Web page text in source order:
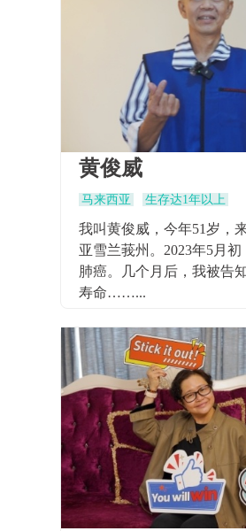
黄俊威
马来西亚 生存达1年以上
我叫黄俊威，今年51岁，
亚雪兰莪州。2023年5月初
肺癌。几个月后，我被告
寿命……...